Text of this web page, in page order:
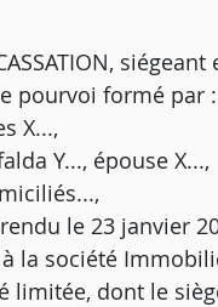
pourvoi formé par :
X...,
Y..., épouse X...,
le 23 janvier
la société
limitée, dont le